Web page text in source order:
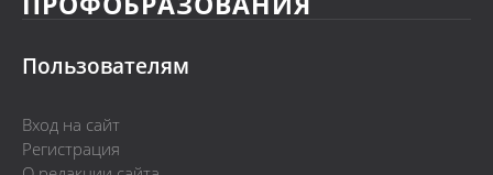
Пользователям
Вход на сайт
Регистрация